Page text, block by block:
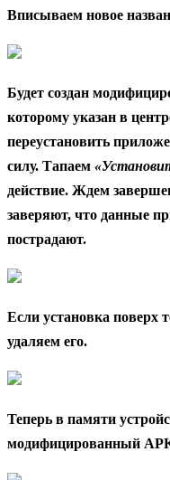
Вписываем новое
Будет создан
которому указан в
переустановить
силу. Тапаем
действие. Ждем
заверяют, что данные
пострадают.
Если установка поверх
удаляем его.
Теперь в памяти
модифицированный